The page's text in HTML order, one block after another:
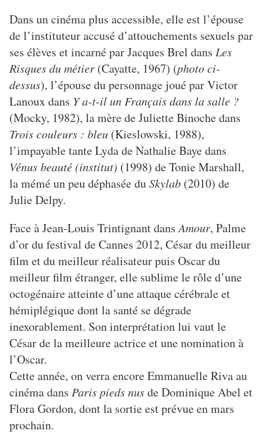
Dans un cinéma plus accessible, elle est l’épouse
de l’instituteur accusé d’attouchements sexuels par
ses élèves et incarné par Jacques Brel dans Les
Risques du métier (Cayatte, 1967) (photo ci-
dessus), l’épouse du personnage joué par Victor
Lanoux dans Y a-t-il un Français dans la salle ?
(Mocky, 1982), la mère de Juliette Binoche dans
Trois couleurs : bleu (Kieslowski, 1988),
l’impayable tante Lyda de Nathalie Baye dans
Vénus beauté (institut) (1998) de Tonie Marshall,
la mémé un peu déphasée duSkylab (2010) de
Julie Delpy.
Face à Jean-Louis Trintignant dansAmour, Palme
d’or du festival de Cannes 2012, César du meilleur
film et du meilleur réalisateur puis Oscar du
meilleur film étranger, elle sublime le rôle d’une
octogénaire atteinte d’une attaque cérébrale et
hémiplégique dont la santé se dégrade
inexorablement. Son interprétation lui vaut le
César de la meilleure actrice et une nomination à
l’Oscar.
Cette année, on verra encore Emmanuelle Riva au
cinéma dans Paris pieds nusde Dominique Abel et
Flora Gordon, dont la sortie est prévue en mars
prochain.